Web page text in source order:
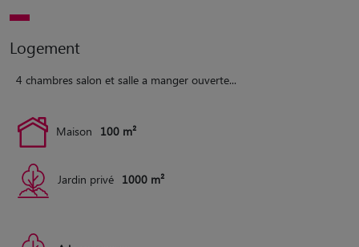
Logement
4 chambres salon et salle a manger ouverte...
Maison 100 m²
Jardin privé 1000 m²